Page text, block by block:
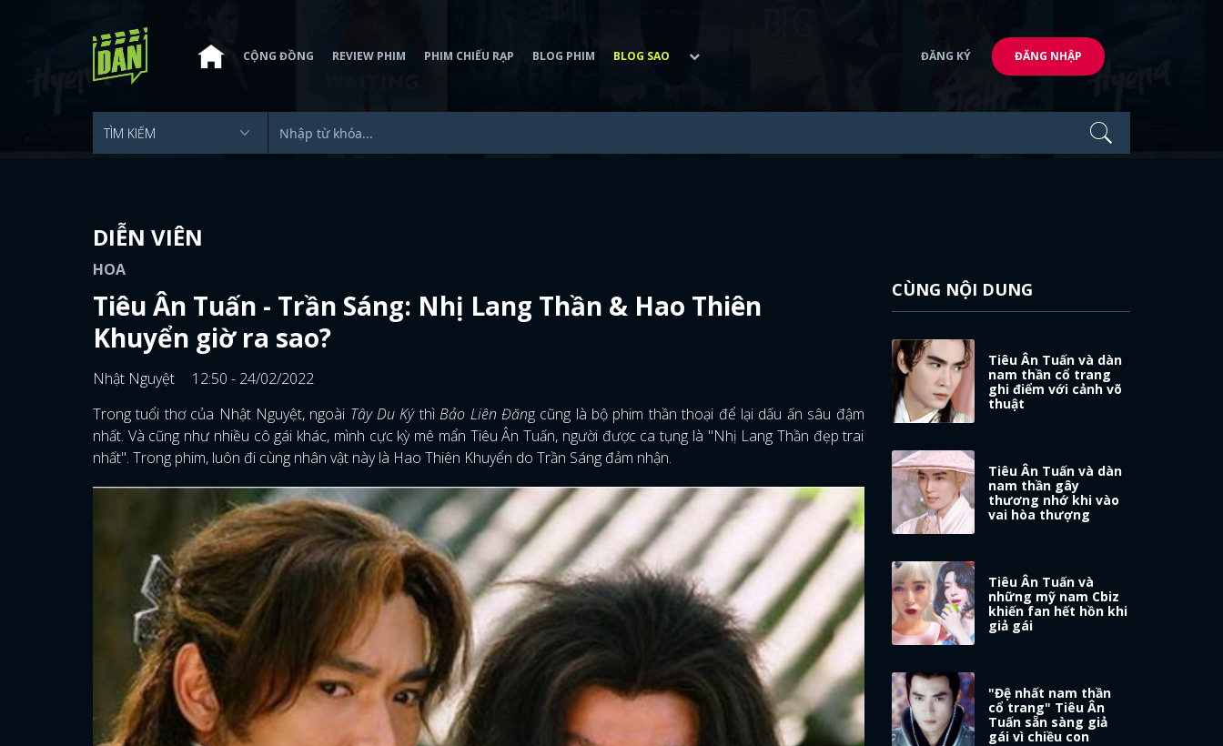
CỘNG ĐỒNG REVIEW PHIM PHIM CHIẾU RẠP BLOG PHIM BLOG SAO ĐĂNG KÝ ĐĂNG NHẬP
DIỄN VIÊN
HOA
Tiêu Ân Tuấn - Trần Sáng: Nhị Lang Thần & Hao Thiên
Khuyển giờ ra sao?
Nhật Nguyệt
12:50 - 24/02/2022
Trong tuổi thơ của Nhật Nguyệt, ngoài Tây Du KýthìBảo Liên Đăng cũng là bộ phim thần thoại để lại dấu ấn sâu đậm
nhất. Và cũng như nhiều cô gái khác, mình cực kỳ mê mẩn Tiêu Ân Tuấn, người được ca tụng là "Nhị Lang Thần đẹp trai
nhất". Trong phim, luôn đi cùng nhân vật này là Hao Thiên Khuyển do Trần Sáng đảm nhận.
CÙNG NỘI DUNG
Tiêu Ân Tuấn và dàn
nam thần cổ trang
ghi điểm với cảnh võ
thuật
Tiêu Ân Tuấn và dàn
nam thần gây
thương nhớ khi vào
vai hòa thượng
Tiêu Ân Tuấn và
những mỹ nam Cbiz
khiến fan hết hồn khi
giả gái
"Đệ nhất nam thần
cổ trang" Tiêu Ân
Tuấn sẵn sàng giả
gái vì chiều con